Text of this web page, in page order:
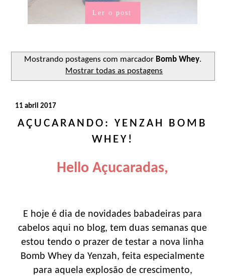
Ler o post
Mostrando postagens com marcador Bomb Whey.
Mostrar todas as postagens
11 abril 2017
AÇUCARANDO: YENZAH BOMB
WHEY!
Hello Açucaradas,
E hoje é dia de novidades babadeiras para
cabelos aqui no blog, tem duas semanas que
estou tendo o prazer de testar a nova linha
Bomb Whey da Yenzah, feita especialmente
para aquela explosão de crescimento,